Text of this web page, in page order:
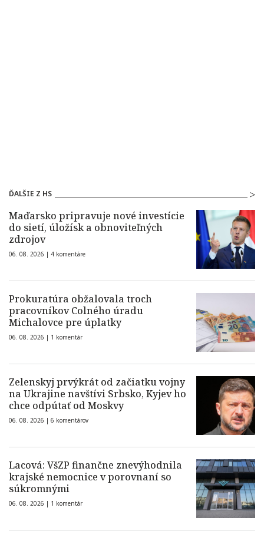
ĎALŠIE Z HS
Maďarsko pripravuje nové investície
do sietí, úložísk a obnoviteľných
zdrojov
06. 08. 2026 | 4 komentáre
Prokuratúra obžalovala troch
pracovníkov Colného úradu
Michalovce pre úplatky
06. 08. 2026 | 1 komentár
Zelenskyj prvýkrát od začiatku vojny
na Ukrajine navštívi Srbsko, Kyjev ho
chce odpútať od Moskvy
06. 08. 2026 | 6 komentárov
Lacová: VšZP finančne znevýhodnila
krajské nemocnice v porovnaní so
súkromnými
06. 08. 2026 | 1 komentár